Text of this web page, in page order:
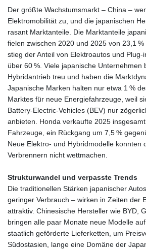
Der größte Wachstumsmarkt – China –
Elektromobilität zu, und die japanischen
rasant Marktanteile. Die Marktanteile
fielen zwischen 2020 und 2025 von 23,1
stieg der Anteil von Elektroautos und
über 60 %. Viele japanische Unternehmen
Hybridantrieb treu und haben die
Japanische Marken halten nur etwa 1 %
Marktes für neue Energiefahrzeuge, weil
Battery‑Electric‑Vehicles (BEV) nur
anbieten. Honda verkaufte 2025
Fahrzeuge, ein Rückgang um 7,5 %
Neue Elektro‑ und Hybridmodelle konnten
Verbrennern nicht wettmachen.
Strukturwandel und verpasste Trends
Die traditionellen Stärken japanischer
geringer Verbrauch – wirken in Zeiten der
attraktiv. Chinesische Hersteller wie BYD,
bringen alle paar Monate neue Modelle
staatlich geförderte Lieferketten, um
Südostasien, lange eine Domäne der